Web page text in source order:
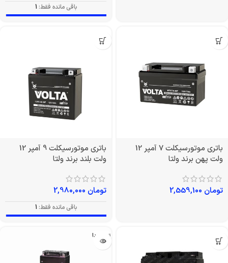
باقی مانده فقط: 1
باتری موتورسیکلت 7 آمپر 12
ولت پهن برند ولتا
تومان
باتری موتورسیکلت 9 آمپر 12
ولت بلند برند ولتا
تومان
باقی مانده فقط: 1
تمام شد!